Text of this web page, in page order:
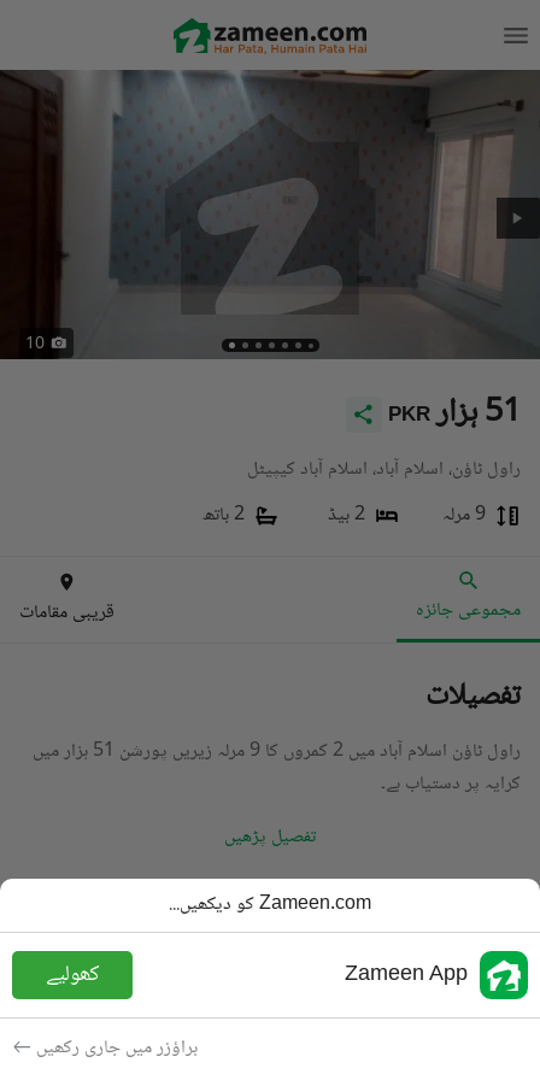
10
PKR 51 ہزار
راول ٹاؤن، اسلام آباد، اسلام آباد کیپیٹل
9 مرلہ
2 بیڈ 2 باتھ
مجموعی جائزہ قریبی مقامات
تفصیلات
راول ٹاؤن اسلام آباد میں 2 کمروں کا 9 مرلہ زیریں پورشن 51 ہزار میں
کرایہ پر دستیاب ہے۔
تفصیل پڑھیں
زیریں پورشن
قیمت
PKR
51 ہزار
باتھ
رقبہ
9 مرلہ
کرایہ پر دستیاب
Zameen.com کو دیکھیں...
Zameen App کھولیے
براؤزر میں جاری رکھیں